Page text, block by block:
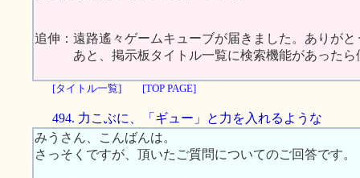
追伸：遠路遙々ゲームキューブが届きました。ありが
あと、掲示板タイトル一覧に検索機能があったら
[タイトル一覧] [TOP PAGE]
494. 力こぶに、「ギュー」と力を入れるような
みうさん、こんばんは。
さっそくですが、頂いたご質問についてのご回答です。